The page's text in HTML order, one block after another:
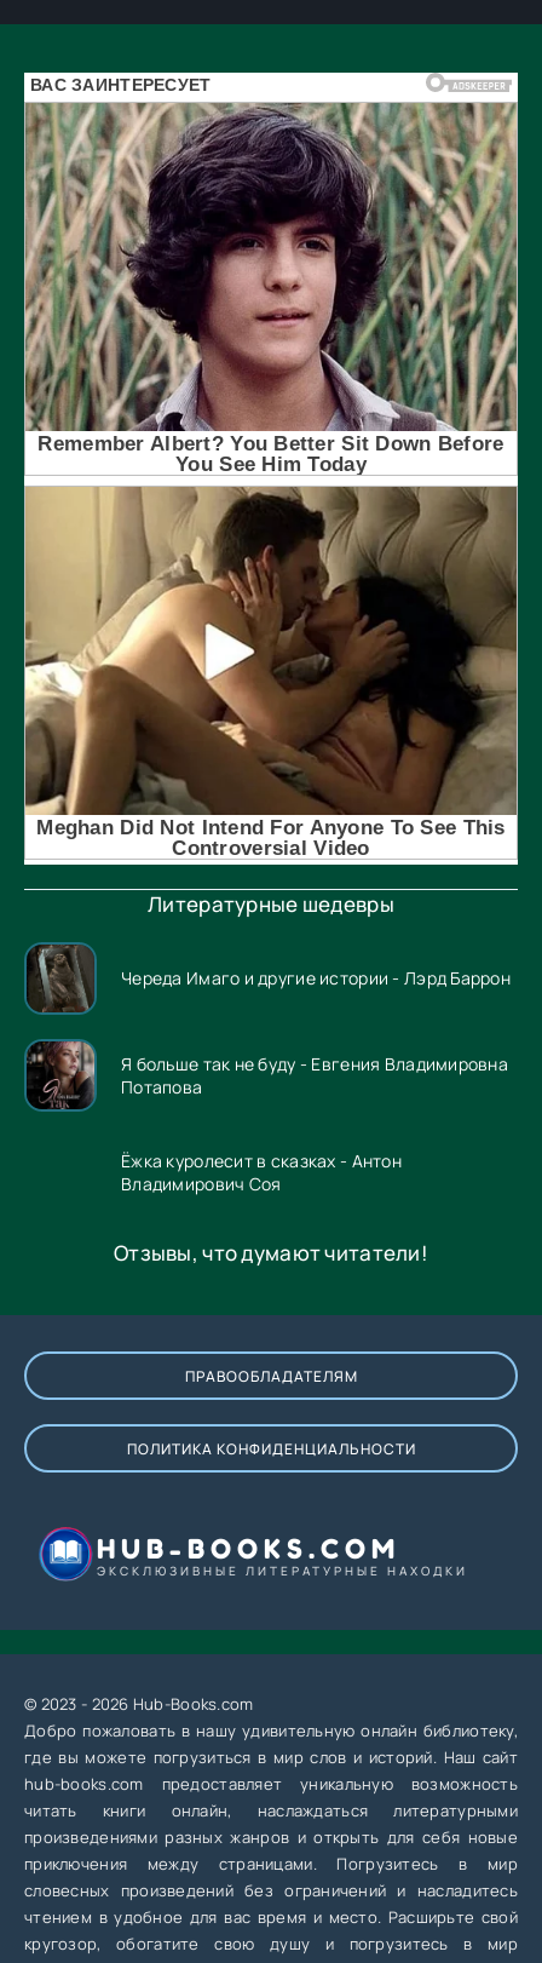
Литературные шедевры
Череда Имаго и другие истории - Лэрд Баррон
Я больше так не буду - Евгения Владимировна
Потапова
Ёжка куролесит в сказках - Антон
Владимирович Соя
Отзывы, что думают читатели!
ПРАВООБЛАДАТЕЛЯМ
ПОЛИТИКА КОНФИДЕНЦИАЛЬНОСТИ
HUB-BOOKS.COM
ЭКСКЛЮЗИВНЫЕ ЛИТЕРАТУРНЫЕ НАХОДКИ
© 2023 - 2026 Hub-Books.com
Добро пожаловать в нашу удивительную онлайн библиотеку,
где вы можете погрузиться в мир слов и историй. Наш сайт
hub-books.com предоставляет уникальную возможность
читать книги онлайн, наслаждаться литературными
произведениями разных жанров и открыть для себя новые
приключения между страницами. Погрузитесь в мир
словесных произведений без ограничений и насладитесь
чтением в удобное для вас время и место. Расширьте свой
кругозор, обогатите свою душу и погрузитесь в мир